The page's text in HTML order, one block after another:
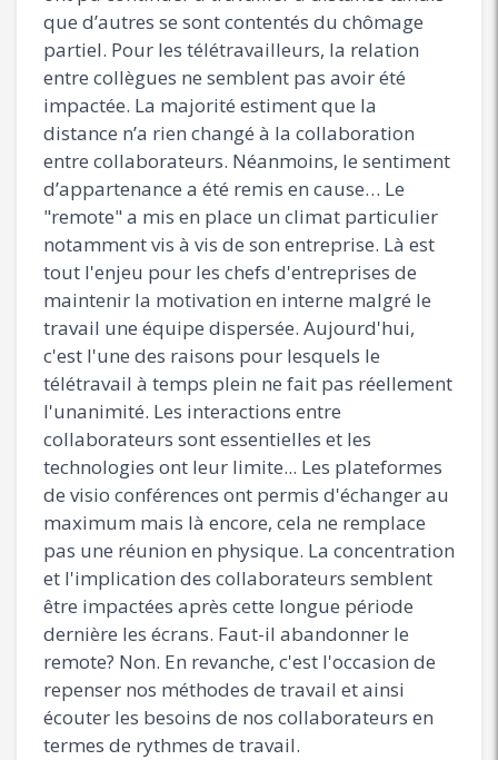
que d’autres se sont contentés du chômage
partiel. Pour les télétravailleurs, la relation
entre collègues ne semblent pas avoir été
impactée. La majorité estiment que la
distance n’a rien changé à la collaboration
entre collaborateurs. Néanmoins, le sentiment
d’appartenance a été remis en cause… Le
"remote" a mis en place un climat particulier
notamment vis à vis de son entreprise. Là est
tout l'enjeu pour les chefs d'entreprises de
maintenir la motivation en interne malgré le
travail une équipe dispersée. Aujourd'hui,
c'est l'une des raisons pour lesquels le
télétravail à temps plein ne fait pas réellement
l'unanimité. Les interactions entre
collaborateurs sont essentielles et les
technologies ont leur limite... Les plateformes
de visio conférences ont permis d'échanger au
maximum mais là encore, cela ne remplace
pas une réunion en physique. La concentration
et l'implication des collaborateurs semblent
être impactées après cette longue période
dernière les écrans. Faut-il abandonner le
remote? Non. En revanche, c'est l'occasion de
repenser nos méthodes de travail et ainsi
écouter les besoins de nos collaborateurs en
termes de rythmes de travail.